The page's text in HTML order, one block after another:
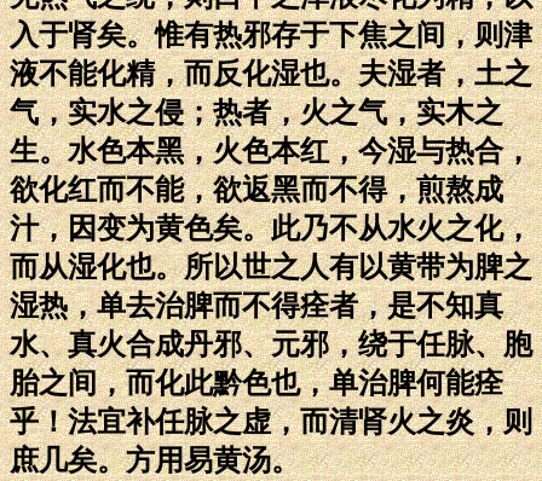
入于肾矣。惟有热邪存于下焦之间，则津
液不能化精，而反化湿也。夫湿者，土之
气，实水之侵；热者，火之气，实木之
生。水色本黑，火色本红，今湿与热合，
欲化红而不能，欲返黑而不得，煎熬成
汁，因变为黄色矣。此乃不从水火之化，
而从湿化也。所以世之人有以黄带为脾之
湿热，单去治脾而不得痊者，是不知真
水、真火合成丹邪、元邪，绕于任脉、胞
胎之间，而化此黔色也，单治脾何能痊
乎！法宜补任脉之虚，而清肾火之炎，则
庶几矣。方用易黄汤。